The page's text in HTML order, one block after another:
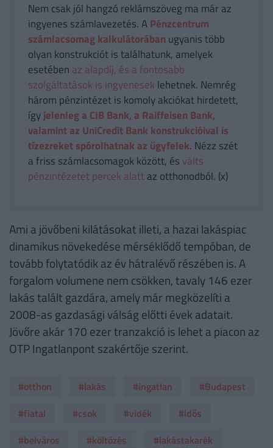
Nem csak jól hangzó reklámszöveg ma már az
ingyenes számlavezetés. APénzcentrum
számlacsomag kalkulátorában ugyanis több
olyan konstrukciót is találhatunk, amelyek
esetében az alapdíj, és a fontosabb
szolgáltatások is ingyenesek lehetnek. Nemrég
három pénzintézet is komoly akciókat hirdetett,
ígyjelenleg a CIB Bank, a Raiffeisen Bank,
valamint az UniCredit Bank konstrukcióival is
tízezreket spórolhatnak az ügyfelek. Nézz szét
a friss számlacsomagok között, és válts
pénzintézetet percek alattaz otthonodból. (x)
Ami a jövőbeni kilátásokat illeti, a hazai lakáspiac
dinamikus növekedése mérséklődő tempóban, de
tovább folytatódik az év hátralévő részében is. A
forgalom volumene nem csökken, tavaly 146 ezer
lakás talált gazdára, amely már megközelíti a
2008-as gazdasági válság előtti évek adatait.
Jövőre akár 170 ezer tranzakció is lehet a piacon az
OTP Ingatlanpont szakértője szerint.
#otthon #lakás #ingatlan
#Budapest
#fiatal
#csok #vidék
#idős
#belváros
#költözés
#lakástakarék